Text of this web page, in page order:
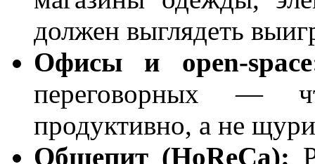
должен выглядеть
Офисы и open-
переговорных —
продуктивно, а не
Общепит (HoReCa):